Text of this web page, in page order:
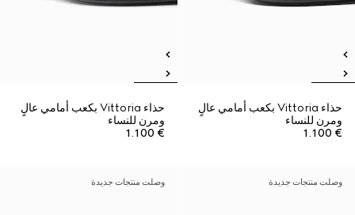
حذاء Vittoria بكعب أمامي عالٍ
ومرن للنساء
€ 1.100
حذاء Vittoria بكعب أمامي عالٍ
ومرن للنساء
€ 1.100
وصلت منتجات جديدة وصلت منتجات جديدة